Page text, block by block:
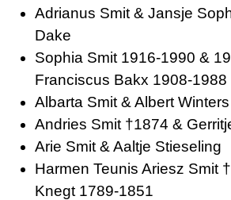
Adrianus Smit & Jansje
Dake
Sophia Smit 1916-1990 &
Franciscus Bakx 1908-1988
Albarta Smit & Albert Winters
Andries Smit †1874 &
Arie Smit & Aaltje Stieseling
Harmen Teunis Ariesz Smit
Knegt 1789-1851